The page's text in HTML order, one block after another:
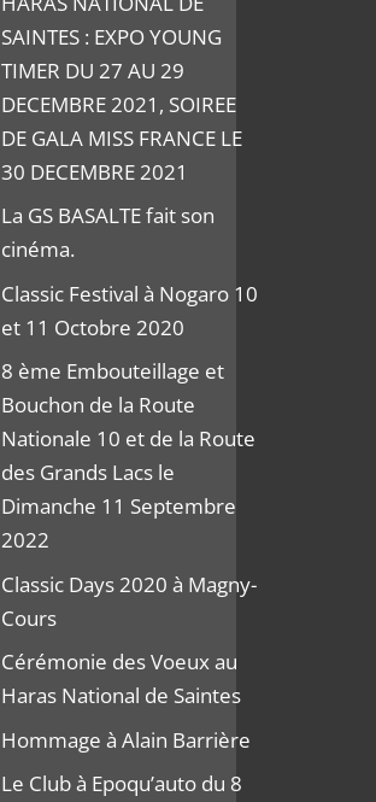
SAINTES : EXPO YOUNG
TIMER DU 27 AU 29
DECEMBRE 2021, SOIREE
DE GALA MISS FRANCE LE
30 DECEMBRE 2021
La GS BASALTE fait son
cinéma.
Classic Festival à Nogaro 10
et 11 Octobre 2020
8 ème Embouteillage et
Bouchon de la Route
Nationale 10 et de la Route
des Grands Lacs le
Dimanche 11 Septembre
2022
Classic Days 2020 à Magny-
Cours
Cérémonie des Voeux au
Haras National de Saintes
Hommage à Alain Barrière
Le Club à Epoqu’auto du 8